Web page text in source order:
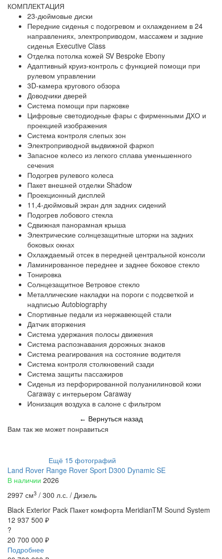
КОМПЛЕКТАЦИЯ
23-дюймовые диски
Передние сиденья с подогревом и охлаждением в 24
направлениях, электроприводом, массажем и задние
сиденья Executive Class
Отделка потолка кожей SV Bespoke Ebony
Адаптивный круиз-контроль с функцией помощи при
рулевом управлении
3D-камера кругового обзора
Доводчики дверей
Система помощи при парковке
Цифровые светодиодные фары с фирменными ДХО и
проекцией изображения
Система контроля слепых зон
Электроприводной выдвижной фаркоп
Запасное колесо из легкого сплава уменьшенного
сечения
Подогрев рулевого колеса
Пакет внешней отделки Shadow
Проекционный дисплей
11,4-дюймовый экран для задних сидений
Подогрев лобового стекла
Сдвижная панорамная крыша
Электрические солнцезащитные шторки на задних
боковых окнах
Охлаждаемый отсек в передней центральной консоли
Ламинированное переднее и заднее боковое стекло
Тонировка
Солнцезащитное Ветровое стекло
Металлические накладки на пороги с подсветкой и
надписью Autobiography
Спортивные педали из нержавеющей стали
Датчик вторжения
Система удержания полосы движения
Система распознавания дорожных знаков
Система реагирования на состояние водителя
Система контроля столкновений сзади
Система защиты пассажиров
Сиденья из перфорированной полуанилиновой кожи
Caraway с интерьером Caraway
Ионизация воздуха в салоне с фильтром
← Вернуться назад
Вам так же может понравиться
Ещё 15 фотографий
Land Rover Range Rover Sport D300 Dynamic SE
В наличии 2026
2997 см3 / 300 л.с. / Дизель
Black Exterior Pack Пакет комфорта MeridianTM Sound System
12 937 500 ₽
?
20 700 000 ₽
Подробнее